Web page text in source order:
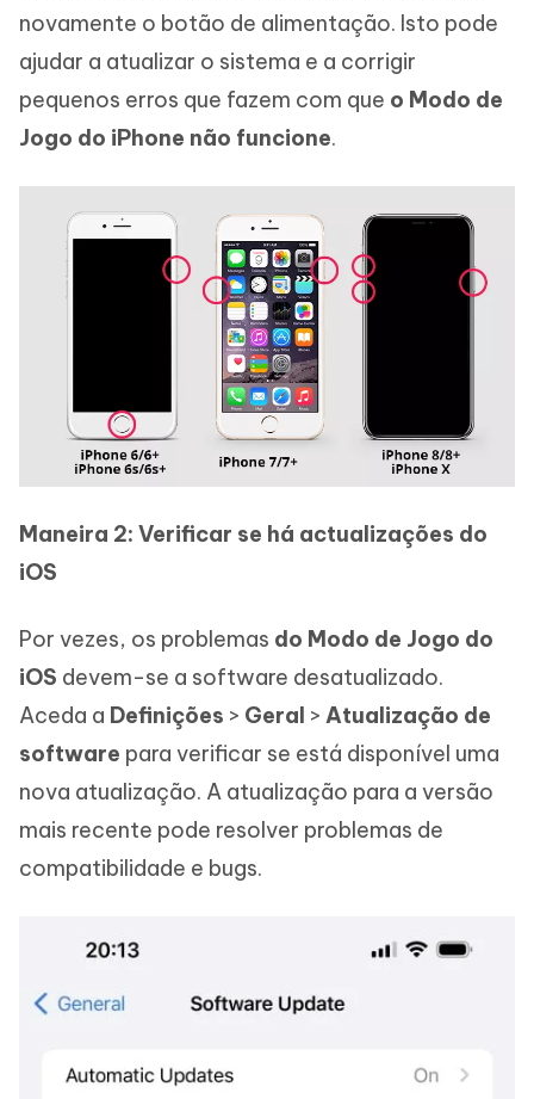
novamente o botão de alimentação. Isto pode
ajudar a atualizar o sistema e a corrigir
pequenos erros que fazem com que o Modo de
Jogo do iPhone não funcione.
Maneira 2: Verificar se há actualizações do
iOS
Por vezes, os problemas do Modo de Jogo do
iOS devem-se a software desatualizado.
Aceda a Definições > Geral > Atualização de
software para verificar se está disponível uma
nova atualização. A atualização para a versão
mais recente pode resolver problemas de
compatibilidade e bugs.